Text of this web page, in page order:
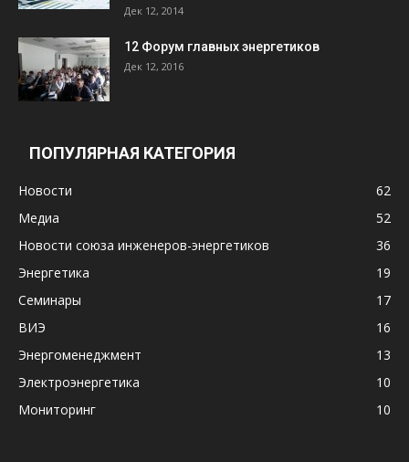
Дек 12, 2014
12 Форум главных энергетиков
Дек 12, 2016
ПОПУЛЯРНАЯ КАТЕГОРИЯ
Новости
62
Медиа
52
Новости союза инженеров-энергетиков
36
Энергетика
19
Семинары
17
ВИЭ
16
Энергоменеджмент
13
Электроэнергетика
10
Мониторинг
10